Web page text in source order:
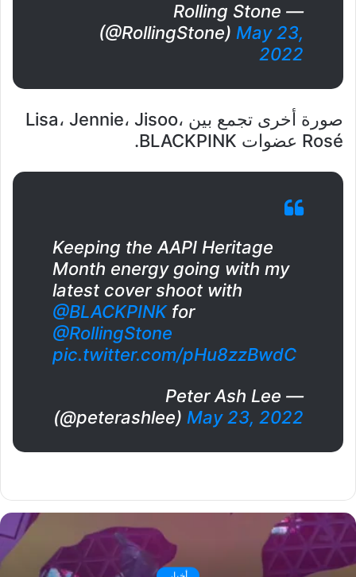
— Rolling Stone
(@RollingStone) May 23,
2022
صورة أخرى تجمع بين Lisa، Jennie، Jisoo،
Rosé عضوات BLACKPINK.
Keeping the AAPI Heritage
Month energy going with my
latest cover shoot with
@BLACKPINKfor
@RollingStone
pic.twitter.com/pHu8zzBwdC
— Peter Ash Lee
(@peterashlee) May 23, 2022